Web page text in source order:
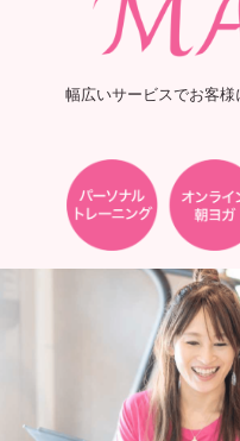
幅広いサービスでお客